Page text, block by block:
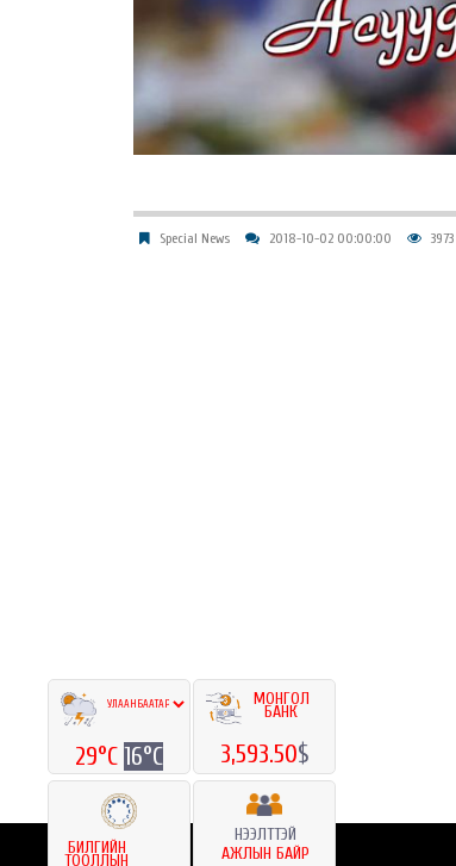
Special News 2018-10-02 00:00:00 3973
29°C 16°C
МОНГОЛ
БАНК
3,593.50$
БИЛГИЙН
ТООЛЛЫН
НЭЭЛТТЭЙ
АЖЛЫН БАЙР